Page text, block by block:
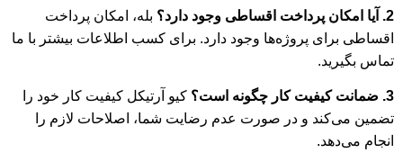
2. آیا امکان پرداخت اقساطی وجود دارد؟
بله، امکان پرداخت
اقساطی برای پروژه‌ها وجود دارد. برای کسب اطلاعات بیشتر با ما
تماس بگیرید.
3. ضمانت کیفیت کار چگونه است؟
کیو آرتیکل کیفیت کار خود را
تضمین می‌کند و در صورت عدم رضایت شما، اصلاحات لازم را
انجام می‌دهد.